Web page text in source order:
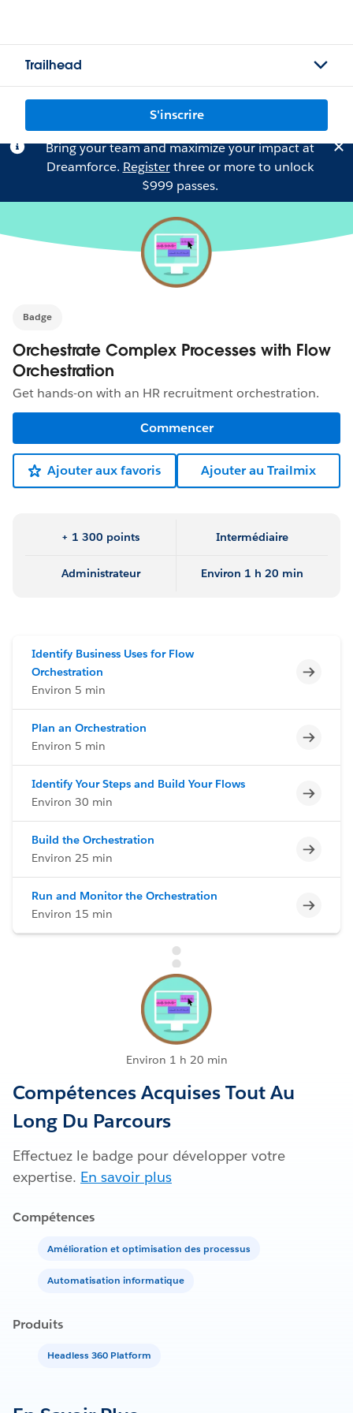
Trailhead
S'inscrire
Bring your team and maximize your impact at
Dreamforce. Registerthree or more to unlock
$999 passes.
Badge
Orchestrate Complex Processes with Flow
Orchestration
Get hands-on with an HR recruitment orchestration.
Commencer
Ajouter aux favoris Ajouter au Trailmix
+ 1 300 points Intermédiaire
Administrateur Environ 1 h 20 min
Identify Business Uses for Flow
Orchestration
Environ 5 min
Plan an Orchestration
Environ 5 min
Identify Your Steps and Build Your Flows
Environ 30 min
Build the Orchestration
Environ 25 min
Run and Monitor the Orchestration
Environ 15 min
Environ 1 h 20 min
Compétences Acquises Tout Au
Long Du Parcours
Effectuez le badge pour développer votre
expertise. En savoir plus
Compétences
Amélioration et optimisation des processus
Automatisation informatique
Produits
Headless 360 Platform